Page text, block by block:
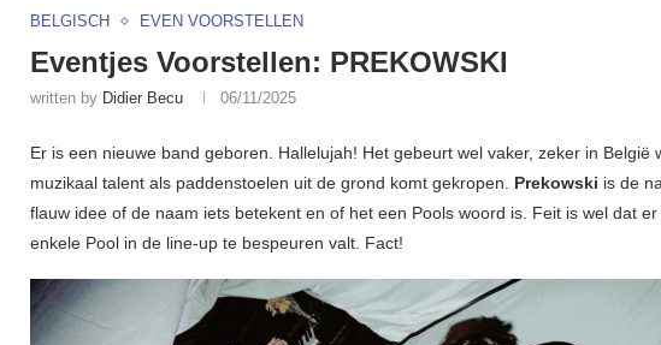
BELGISCH EVEN VOORSTELLEN
Eventjes Voorstellen: PREKOWSKI
written by Didier Becu 06/11/2025
Er is een nieuwe band geboren. Hallelujah! Het gebeurt wel vaker, zeker in België
muzikaal talent als paddenstoelen uit de grond komt gekropen. Prekowski is de
flauw idee of de naam iets betekent en of het een Pools woord is. Feit is wel dat er
enkele Pool in de line-up te bespeuren valt. Fact!